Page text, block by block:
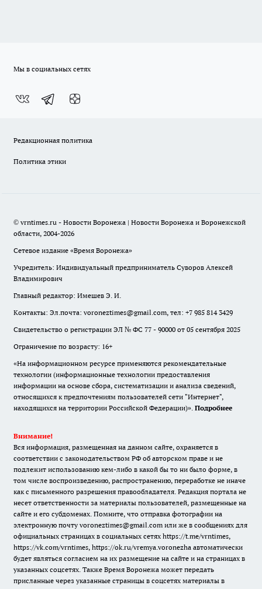
Мы в социальных сетях
Редакционная политика
Политика этики
© vrntimes.ru - Новости Воронежа | Новости Воронежа и Воронежской
области, 2004-2026
Сетевое издание «Время Воронежа»
Учредитель: Индивидуальный предприниматель Суворов Алексей
Владимирович
Главный редактор: Имешев Э. И.
Контакты: Эл.почта: voroneztimes@gmail.com, тел: +7 985 814 3429
Свидетельство о регистрации ЭЛ № ФС 77 - 90000 от 05 сентября 2025
Ограничение по возрасту: 16+
«На информационном ресурсе применяются рекомендательные
технологии (информационные технологии предоставления
информации на основе сбора, систематизации и анализа сведений,
относящихся к предпочтениям пользователей сети "Интернет",
находящихся на территории Российской Федерации)». Подробнее
Внимание!
Вся информация, размещенная на данном сайте, охраняется в
соответствии с законодательством РФ об авторском праве и не
подлежит использованию кем-либо в какой бы то ни было форме, в
том числе воспроизведению, распространению, переработке не иначе
как с письменного разрешения правообладателя. Редакция портала не
несет ответственности за материалы пользователей, размещенные на
сайте и его субдоменах. Помните, что отправка фотографии на
электронную почту voroneztimes@gmail.com или же в сообщениях для
официальных страницах в социальных сетях https://t.me/vrntimes,
https://vk.com/vrntimes, https://ok.ru/vremya.voronezha автоматически
будет являться согласием на их размещение на сайте и на страницах в
указанных соцсетях. Также Время Воронежа может передать
присланные через указанные страницы в соцсетях материалы в